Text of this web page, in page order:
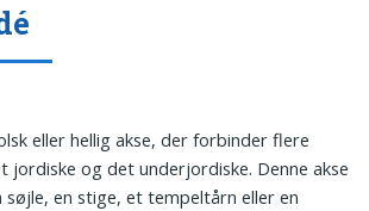
eller hellig akse, der forbinder flere
jordiske og det underjordiske. Denne akse
en stige, et tempeltårn eller en